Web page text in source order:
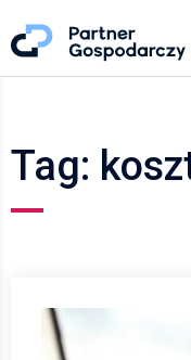
Tag: